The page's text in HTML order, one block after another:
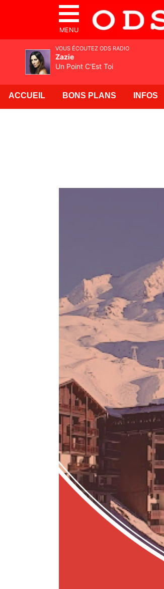
MENU
ACCUEIL BONS PLANS INFOS
VOUS ÉCOUTEZ ODS RADIO
Zazie
Un Point C'Est Toi